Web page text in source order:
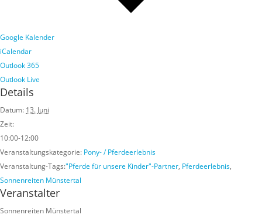
Google Kalender
iCalendar
Outlook 365
Outlook Live
Details
Datum: 13. Juni
Zeit:
10:00-12:00
Veranstaltungskategorie: Pony- / Pferdeerlebnis
Veranstaltung-Tags:"Pferde für unsere Kinder"-Partner, Pferdeerlebnis,
Sonnenreiten Münstertal
Veranstalter
Sonnenreiten Münstertal